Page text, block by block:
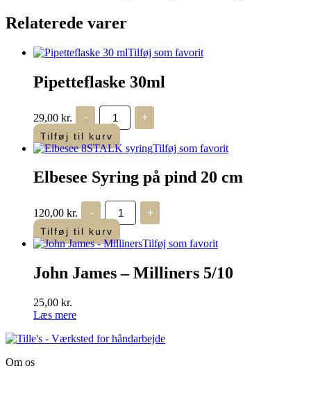
Relaterede varer
Tilføj som favorit
Pipetteflaske 30ml
29,00 kr. -
Pipetteflaske
30ml
antal
+
Tilføj til kurv
Tilføj som favorit
Elbesee Syring på pind 20 cm
120,00 kr. -
Elbesee
Syring
på
pind
20
antal
+
Tilføj til kurv
Tilføj som favorit
John James – Milliners 5/10
25,00 kr.
Læs mere
Om os